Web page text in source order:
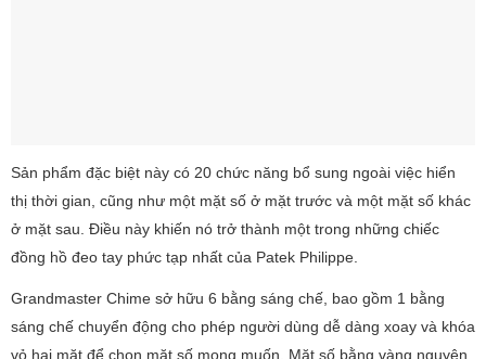
Sản phẩm đặc biệt này có 20 chức năng bổ sung ngoài việc hiển
thị thời gian, cũng như một mặt số ở mặt trước và một mặt số khác
ở mặt sau. Điều này khiến nó trở thành một trong những chiếc
đồng hồ đeo tay phức tạp nhất của Patek Philippe.
Grandmaster Chime sở hữu 6 bằng sáng chế, bao gồm 1 bằng
sáng chế chuyển động cho phép người dùng dễ dàng xoay và khóa
vỏ hai mặt để chọn mặt số mong muốn. Mặt số bằng vàng nguyên